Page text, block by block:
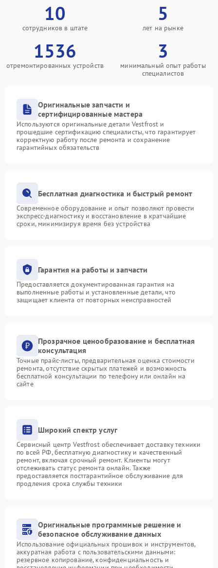
10
сотрудников в штате
5
лет на рынке
1536
отремонтированных устройств
3
минимальный опыт работы
специалистов
Оригинальные запчасти и
сертифицированные мастера
Используются оригинальные детали Vestfrost и
прошедшие сертификацию специалисты, что гарантирует
корректную работу после ремонта и сохранение
гарантийных обязательств
Бесплатная диагностика и быстрый ремонт
Современное оборудование и опыт позволяют провести
экспресс-диагностику и восстановление в кратчайшие
сроки, минимизируя время без устройства
Гарантия на работы и запчасти
Предоставляется документированная гарантия на
выполненные работы и установленные детали, что
защищает клиента от повторных неисправностей
Прозрачное ценообразование и бесплатная
консультация
Точные прайс-листы, предварительная оценка стоимости
ремонта, отсутствие скрытых платежей и возможность
бесплатной консультации по телефону или онлайн на
сайте
Широкий спектр услуг
Сервисный центр Vestfrost обеспечивает доставку техники
по всей РФ, бесплатную диагностику и качественный
ремонт, включая срочный ремонт. Клиенты могут
отслеживать статус ремонта онлайн. Также
предоставляется постгарантийное обслуживание для
продления срока службы техники
Оригинальные программные решение и
безопасное обслуживание данных
Использование официальных прошивок и инструментов,
аккуратная работа с пользовательскими данными:
резервное копирование, конфиденциальность и